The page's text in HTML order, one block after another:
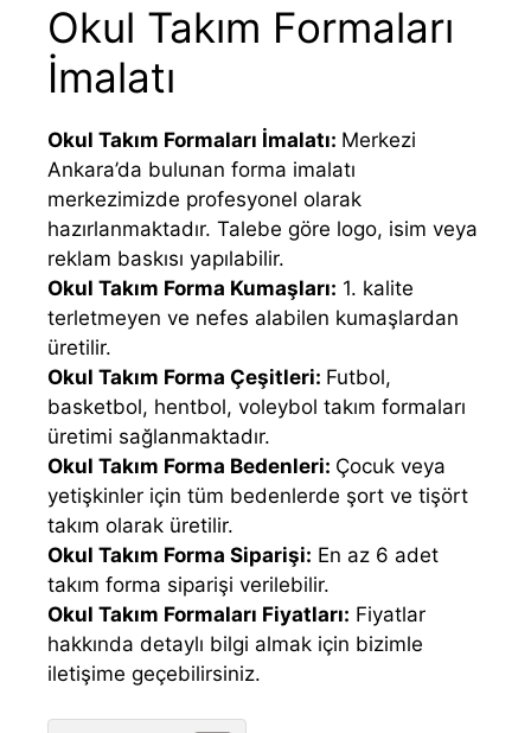
Okul Takım Formaları
İmalatı
Okul Takım Formaları İmalatı: Merkezi
Ankara’da bulunan forma imalatı
merkezimizde profesyonel olarak
hazırlanmaktadır. Talebe göre logo, isim veya
reklam baskısı yapılabilir.
Okul Takım Forma Kumaşları: 1. kalite
terletmeyen ve nefes alabilen kumaşlardan
üretilir.
Okul Takım Forma Çeşitleri: Futbol,
basketbol, hentbol, voleybol takım formaları
üretimi sağlanmaktadır.
Okul Takım Forma Bedenleri: Çocuk veya
yetişkinler için tüm bedenlerde şort ve tişört
takım olarak üretilir.
Okul Takım Forma Siparişi: En az 6 adet
takım forma siparişi verilebilir.
Okul Takım Formaları Fiyatları: Fiyatlar
hakkında detaylı bilgi almak için bizimle
iletişime geçebilirsiniz.